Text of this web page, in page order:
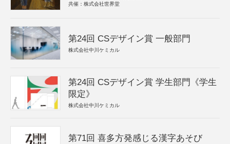
共催：株式会社世界堂
第24回 CSデザイン賞 一般部門
株式会社中川ケミカル
第24回 CSデザイン賞 学生部門《学生
限定》
株式会社中川ケミカル
第71回 喜多方発感じる漢字あそび